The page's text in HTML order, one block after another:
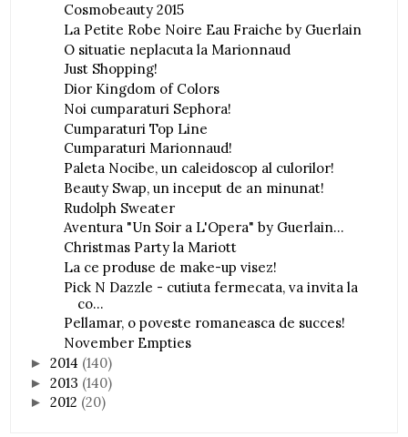
Cosmobeauty 2015
La Petite Robe Noire Eau Fraiche by Guerlain
O situatie neplacuta la Marionnaud
Just Shopping!
Dior Kingdom of Colors
Noi cumparaturi Sephora!
Cumparaturi Top Line
Cumparaturi Marionnaud!
Paleta Nocibe, un caleidoscop al culorilor!
Beauty Swap, un inceput de an minunat!
Rudolph Sweater
Aventura "Un Soir a L'Opera" by Guerlain...
Christmas Party la Mariott
La ce produse de make-up visez!
Pick N Dazzle - cutiuta fermecata, va invita la
co...
Pellamar, o poveste romaneasca de succes!
November Empties
►2014 (140)
►2013 (140)
►2012 (20)